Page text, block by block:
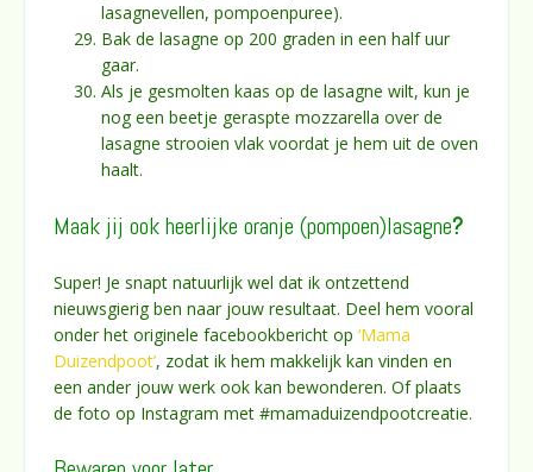
lasagnevellen, pompoenpuree).
Bak de lasagne op 200 graden in een half uur
gaar.
Als je gesmolten kaas op de lasagne wilt, kun je
nog een beetje geraspte mozzarella over de
lasagne strooien vlak voordat je hem uit de oven
haalt.
Maak jij ook heerlijke oranje (pompoen)lasagne?
Super! Je snapt natuurlijk wel dat ik ontzettend
nieuwsgierig ben naar jouw resultaat. Deel hem vooral
onder het originele facebookbericht op ‘Mama
Duizendpoot’, zodat ik hem makkelijk kan vinden en
een ander jouw werk ook kan bewonderen. Of plaats
de foto op Instagram met #mamaduizendpootcreatie.